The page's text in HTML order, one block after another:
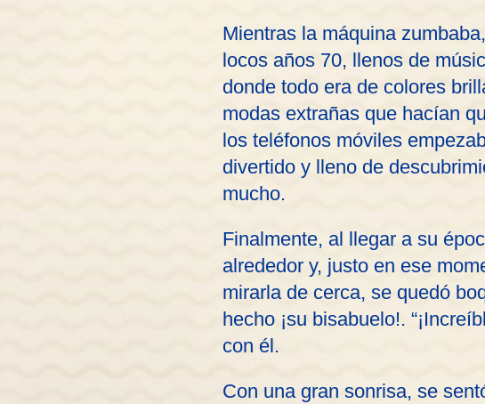
Mientras la máquina
locos años 70, llenos de
donde todo era de colores
modas extrañas que hacían
los teléfonos móviles
divertido y lleno de
mucho.
Finalmente, al llegar a su
alrededor y, justo en ese
mirarla de cerca, se quedó
hecho ¡su bisabuelo!.
con él.
Con una gran sonrisa, se